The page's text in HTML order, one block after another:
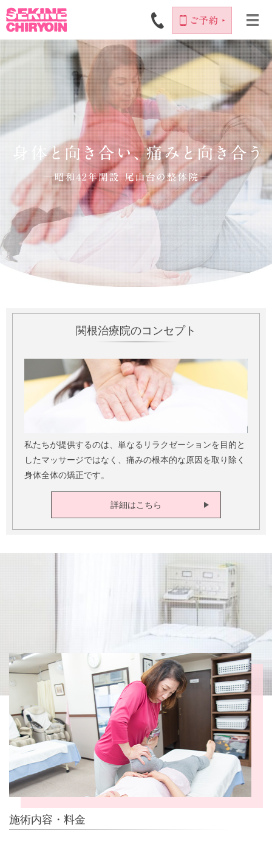
関根治療院のコンセプト
私たちが提供するのは、単なるリラクゼーションを目的と
したマッサージではなく、痛みの根本的な原因を取り除く
身体全体の矯正です。
詳細はこちら
施術内容・料金